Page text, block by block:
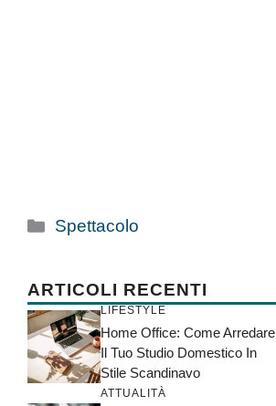
Categorie
Spettacolo
ARTICOLI RECENTI
LIFESTYLE
Home Office: Come Arredare
Il Tuo Studio Domestico In
Stile Scandinavo
ATTUALITÀ